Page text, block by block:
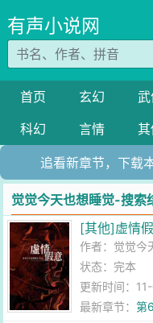
有声小说网
首页 玄幻
科幻
言情
追看新章节，下载
觉觉今天也想睡觉-搜索
[其他]虚情
作者： 觉觉今
状态：完本
更新时间：
最新章节：第